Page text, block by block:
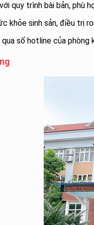
quy trình bài bản, phù
khỏe sinh sản, điều trị
số hotline của phòng